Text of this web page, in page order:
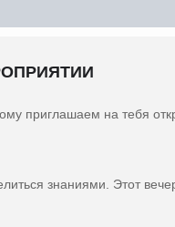
приглашаем на тебя
знаниями. Этот